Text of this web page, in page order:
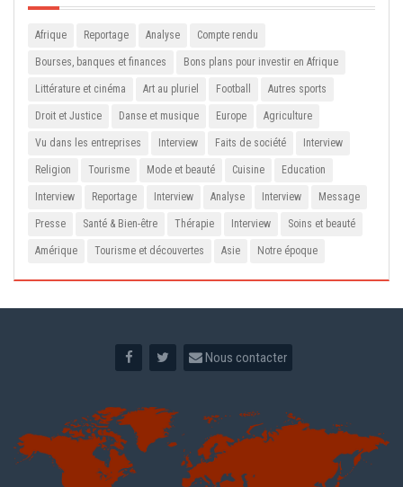
Afrique Reportage Analyse Compte rendu
Bourses, banques et finances Bons plans pour investir en Afrique
Littérature et cinéma Art au pluriel Football Autres sports
Droit et Justice Danse et musique Europe Agriculture
Vu dans les entreprises Interview Faits de société Interview
Religion Tourisme Mode et beauté Cuisine Education
Interview Reportage Interview Analyse Interview Message
Presse Santé & Bien-être Thérapie Interview Soins et beauté
Amérique Tourisme et découvertes Asie Notre époque
Nous contacter